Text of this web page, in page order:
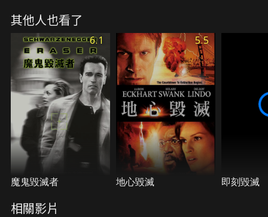
球。
其他人也看了
6.1
魔鬼毀滅者
5.5
地心毀滅 即刻毀滅
相關影片